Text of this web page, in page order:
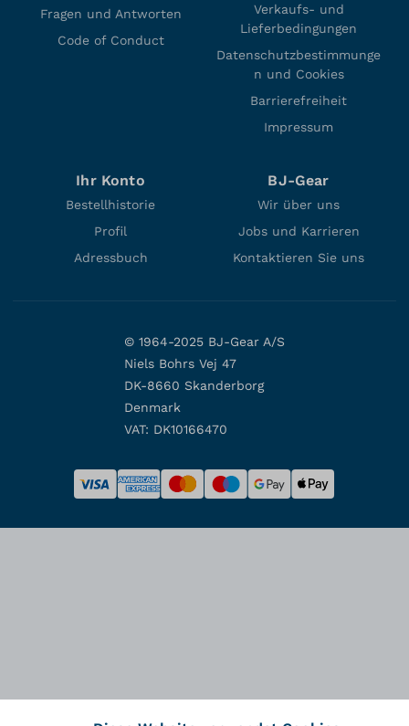
Fragen und Antworten
Code of Conduct
Verkaufs- und
Lieferbedingungen
Datenschutzbestimmunge
n und Cookies
Barrierefreiheit
Impressum
Ihr Konto
Bestellhistorie
Profil
Adressbuch
BJ-Gear
Wir über uns
Jobs und Karrieren
Kontaktieren Sie uns
© 1964-2025 BJ-Gear A/S
Niels Bohrs Vej 47
DK-8660 Skanderborg
Denmark
VAT: DK10166470